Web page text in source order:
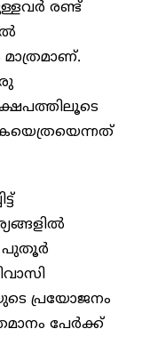
രണ്ട്
പുതൂർ
പ്രയോജനം
പേർക്ക്